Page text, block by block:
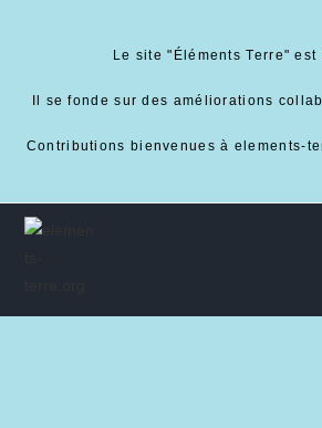
Le site "Éléments Terre" est
Il se fonde sur des améliorations
Contributions bienvenues à elements-